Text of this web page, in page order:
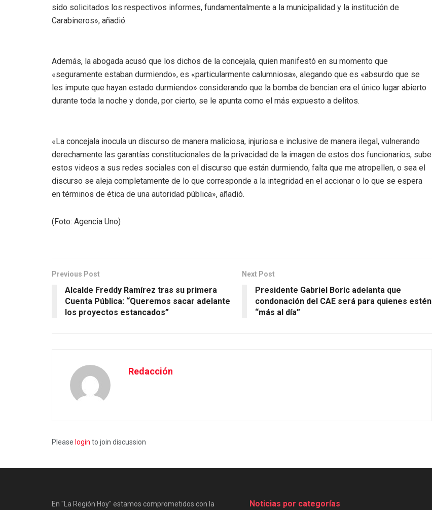
sido solicitados los respectivos informes, fundamentalmente a la municipalidad y la institución de
Carabineros», añadió.
Además, la abogada acusó que los dichos de la concejala, quien manifestó en su momento que
«seguramente estaban durmiendo», es «particularmente calumniosa», alegando que es «absurdo que se
les impute que hayan estado durmiendo» considerando que la bomba de bencian era el único lugar abierto
durante toda la noche y donde, por cierto, se le apunta como el más expuesto a delitos.
«La concejala inocula un discurso de manera maliciosa, injuriosa e inclusive de manera ilegal, vulnerando
derechamente las garantías constitucionales de la privacidad de la imagen de estos dos funcionarios, sube
estos videos a sus redes sociales con el discurso que están durmiendo, falta que me atropellen, o sea el
discurso se aleja completamente de lo que corresponde a la integridad en el accionar o lo que se espera
en términos de ética de una autoridad pública», añadió.
(Foto: Agencia Uno)
Previous Post
Alcalde Freddy Ramírez tras su primera
Cuenta Pública: “Queremos sacar adelante
los proyectos estancados”
Next Post
Presidente Gabriel Boric adelanta que
condonación del CAE será para quienes estén
“más al día”
Redacción
Please login to join discussion
En "La Región Hoy" estamos comprometidos con la
Noticias por categorías